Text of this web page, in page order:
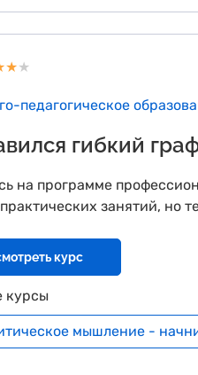
★★
педагогическое
гибкий
на программе
занятий, но
курс
курсы